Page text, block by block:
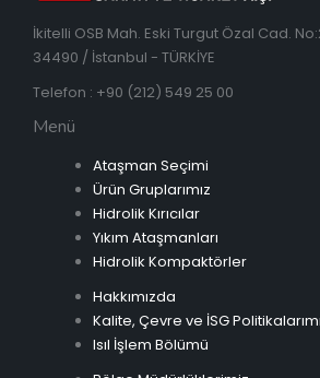
İkitelli OSB Mah. Eski Turgut Özal Cad.
34490 / İstanbul - TÜRKİYE
Telefon : +90 (212) 549 25 00
Menü
Ataşman Seçimi
Ürün Gruplarımız
Hidrolik Kırıcılar
Yıkım Ataşmanları
Hidrolik Kompaktörler
Hakkımızda
Kalite, Çevre ve İSG
Isıl İşlem Bölümü